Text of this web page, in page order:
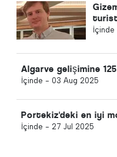
İçinde
Algarve gelişimine
İçinde - 03 Aug 2025
Portekiz'deki en iyi
İçinde - 27 Jul 2025